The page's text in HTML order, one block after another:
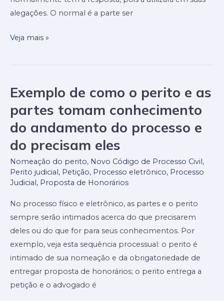
alegações. O normal é a parte ser
Veja mais »
Exemplo de como o perito e as
partes tomam conhecimento
do andamento do processo e
do precisam eles
Nomeação do perito, Novo Código de Processo Civil,
Perito judicial, Petição, Processo eletrônico, Processo
Judicial, Proposta de Honorários
No processo físico e eletrônico, as partes e o perito
sempre serão intimados acerca do que precisarem
deles ou do que for para seus conhecimentos. Por
exemplo, veja esta sequência processual: o perito é
intimado de sua nomeação e da obrigatoriedade de
entregar proposta de honorários; o perito entrega a
petição e o advogado é
Exemplo
como
o
perito
e
as
partes